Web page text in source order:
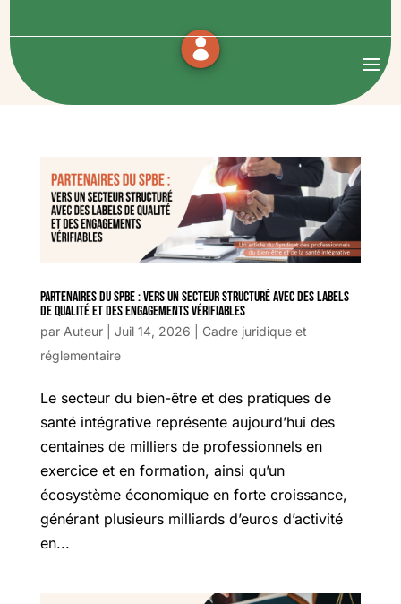
Partenaires du SPBE : vers un secteur structuré avec des labels
de qualité et des engagements vérifiables
par Auteur| Juil 14, 2026
Cadre juridique et
réglementaire
Le secteur du bien-être et des pratiques de
santé intégrative représente aujourd’hui des
centaines de milliers de professionnels en
exercice et en formation, ainsi qu’un
écosystème économique en forte croissance,
générant plusieurs milliards d’euros d’activité
en...